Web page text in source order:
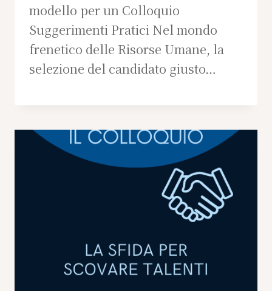
modello per un Colloquio
Suggerimenti Pratici Nel mondo
frenetico delle Risorse Umane, la
selezione del candidato giusto…